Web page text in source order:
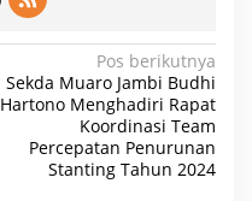
Pos berikutnya
Sekda Muaro Jambi Budhi
Hartono Menghadiri Rapat
Koordinasi Team
Percepatan Penurunan
Stanting Tahun 2024